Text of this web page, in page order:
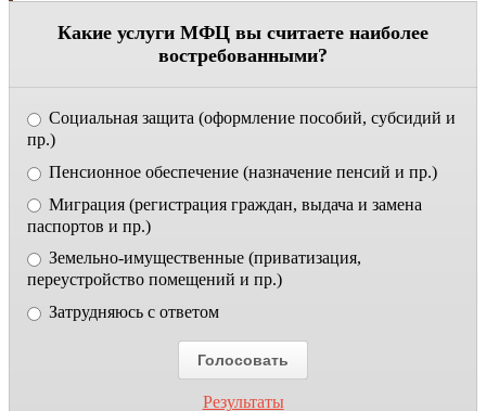
Какие услуги МФЦ вы считаете наиболее
востребованными?
Социальная защита (оформление пособий, субсидий и
пр.)
Пенсионное обеспечение (назначение пенсий и пр.)
Миграция (регистрация граждан, выдача и замена
паспортов и пр.)
Земельно-имущественные (приватизация,
переустройство помещений и пр.)
Затрудняюсь с ответом
Результаты